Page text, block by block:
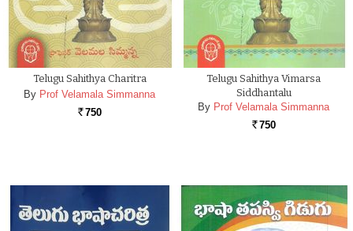
Telugu Sahithya Charitra
By Prof Velamala Simmanna
Rs. 750
Telugu Sahithya Vimarsa
Siddhantalu
By Prof Velamala Simmanna
Rs. 750